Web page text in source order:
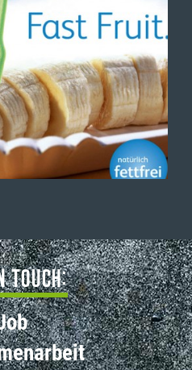
Touch: